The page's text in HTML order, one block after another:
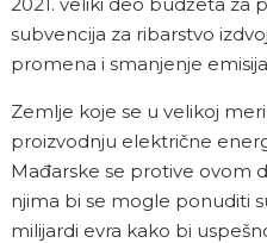
subvencija za ribarstvo
promena i smanjenje
Zemlje koje se u velikoj
proizvodnju električne
Mađarske se protive ovom
njima bi se mogle ponuditi
milijardi evra kako bi